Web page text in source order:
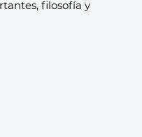
filosofía y